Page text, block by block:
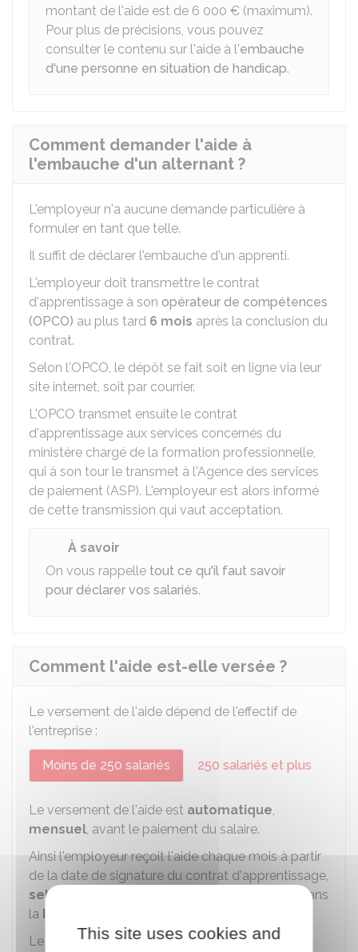
montant de l'aide est de 6 000 € (maximum).
Pour plus de précisions, vous pouvez
consulter le contenu sur l'aide à l'embauche
d'une personne en situation de handicap.
Comment demander l'aide à
l'embauche d'un alternant ?
L'employeur n'a aucune demande particulière à
formuler en tant que telle.
Il suffit de déclarer l'embauche d'un apprenti.
L'employeur doit transmettre le contrat
d'apprentissage à son opérateur de compétences
(OPCO) au plus tard 6 mois après la conclusion du
contrat.
Selon l'OPCO, le dépôt se fait soit en ligne via leur
site internet, soit par courrier.
L'OPCO transmet ensuite le contrat
d'apprentissage aux services concernés du
ministère chargé de la formation professionnelle,
qui à son tour le transmet à l'Agence des services
de paiement (ASP). L'employeur est alors informé
de cette transmission qui vaut acceptation.
À savoir
On vous rappelle tout ce qu'il faut savoir
pour déclarer vos salariés.
Comment l'aide est-elle versée ?
Le versement de l'aide dépend de l'effectif de
l'entreprise :
Moins de 250 salariés 250 salariés et plus
Le versement de l'aide est automatique,
mensuel, avant le paiement du salaire.
Ainsi l'employeur reçoit l'aide chaque mois à partir
de la date de signature du contrat d'apprentissage,
selon la durée du contrat
d'apprentissage, dans
la limite de 12 mois
Le montant de l'aide due pour le premier et le
This site uses cookies and